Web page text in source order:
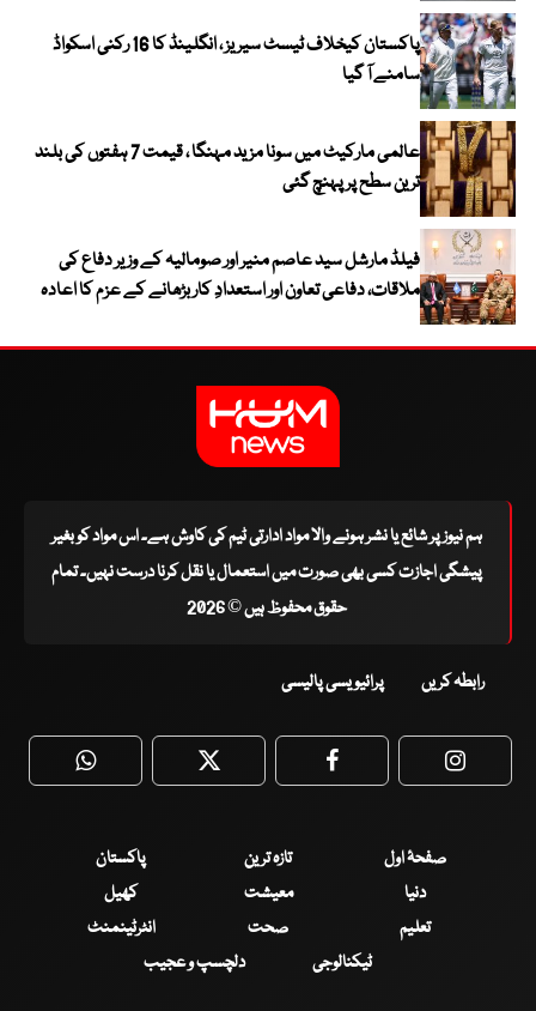
پاکستان کیخلاف ٹیسٹ سیریز ، انگلینڈ کا 16 رکنی اسکواڈ
سامنے آ گیا
عالمی مارکیٹ میں سونا مزید مہنگا ، قیمت 7 ہفتوں کی بلند
ترین سطح پر پہنچ گئی
فیلڈ مارشل سید عاصم منیر اور صومالیہ کے وزیر دفاع کی
ملاقات، دفاعی تعاون اور استعدادِ کار بڑھانے کے عزم کا اعادہ
ہم نیوز پر شائع یا نشر ہونے والا مواد ادارتی ٹیم کی کاوش ہے۔ اس مواد کو بغیر
پیشگی اجازت کسی بھی صورت میں استعمال یا نقل کرنا درست نہیں۔ تمام
حقوق محفوظ ہیں © 2026
رابطہ کریں پرائیویسی پالیسی
WhatsApp Twitter Facebook
صفحۂ اول تازہ ترین
پاکستان
دنیا
معیشت
کھیل
تعلیم
صحت
انٹرٹینمنٹ
ٹیکنالوجی
دلچسپ و عجیب